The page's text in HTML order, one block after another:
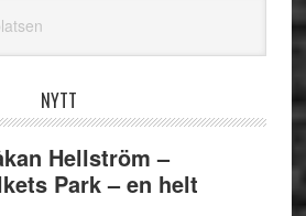
NYTT
Hellström –
Park – en helt